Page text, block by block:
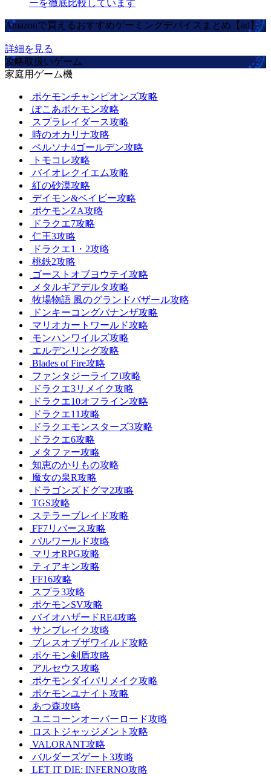
ーを徹底比較しています
Amazonで買えるおすすめゲーミングデバイスまとめ【ad】
詳細を見る
攻略取扱いゲーム
家庭用ゲーム機
ポケモンチャンピオンズ攻略
ぽこあポケモン攻略
スプラレイダース攻略
時のオカリナ攻略
ペルソナ4ゴールデン攻略
トモコレ攻略
バイオレクイエム攻略
紅の砂漠攻略
デイモン&ベイビー攻略
ポケモンZA攻略
ドラクエ7攻略
仁王3攻略
ドラクエ1・2攻略
桃鉄2攻略
ゴーストオブヨウテイ攻略
メタルギアデルタ攻略
牧場物語 風のグランドバザール攻略
ドンキーコングバナンザ攻略
マリオカートワールド攻略
モンハンワイルズ攻略
エルデンリング攻略
Blades of Fire攻略
ファンタジーライフi攻略
ドラクエ3リメイク攻略
ドラクエ10オフライン攻略
ドラクエ11攻略
ドラクエモンスターズ3攻略
ドラクエ6攻略
メタファー攻略
知恵のかりもの攻略
魔女の泉R攻略
ドラゴンズドグマ2攻略
TGS攻略
ステラーブレイド攻略
FF7リバース攻略
パルワールド攻略
マリオRPG攻略
ティアキン攻略
FF16攻略
スプラ3攻略
ポケモンSV攻略
バイオハザードRE4攻略
サンブレイク攻略
ブレスオブザワイルド攻略
ポケモン剣盾攻略
アルセウス攻略
ポケモンダイパリメイク攻略
ポケモンユナイト攻略
あつ森攻略
ユニコーンオーバーロード攻略
ロストジャッジメント攻略
VALORANT攻略
バルダーズゲート3攻略
LET IT DIE: INFERNO攻略